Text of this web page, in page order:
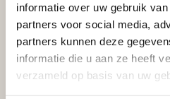
informatie over uw gebruik
partners voor social media,
partners kunnen deze
informatie die u aan ze heeft
verzameld op basis van uw
Gerelateerde producten
NMC
NMC Adefix
Op voorraad